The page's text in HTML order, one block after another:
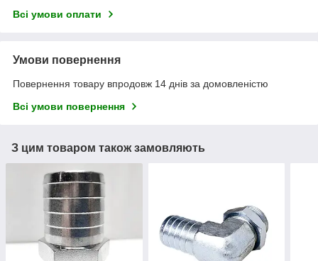
Всі умови оплати
Умови повернення
Повернення товару впродовж 14 днів за домовленістю
Всі умови повернення
З цим товаром також замовляють